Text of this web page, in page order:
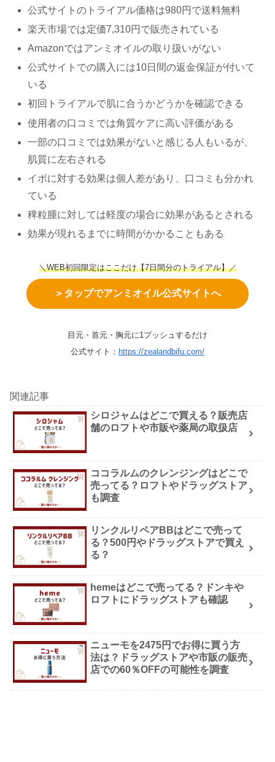
公式サイトのトライアル価格は980円で送料無料
楽天市場では定価7,310円で販売されている
Amazonではアンミオイルの取り扱いがない
公式サイトでの購入には10日間の返金保証が付いて
いる
初回トライアルで肌に合うかどうかを確認できる
使用者の口コミでは角質ケアに高い評価がある
一部の口コミでは効果がないと感じる人もいるが、
肌質に左右される
イボに対する効果は個人差があり、口コミも分かれ
ている
稗粒腫に対しては軽度の場合に効果があるとされる
効果が現れるまでに時間がかかることもある
＼WEB初回限定はここだけ【7日間分のトライアル】／
＞タップでアンミオイル公式サイトへ
目元・首元・胸元に1プッシュするだけ
公式サイト： https://zealandbifu.com/
関連記事
シロジャムはどこで買える？販売店
舗のロフトや市販や薬局の取扱店
ココラルムのクレンジングはどこで
売ってる？ロフトやドラッグストア
も調査
リンクルリペアBBはどこで売って
る？500円やドラッグストアで買え
る？
hemeはどこで売ってる？ドンキや
ロフトにドラッグストアも確認
ニューモを2475円でお得に買う方
法は？ドラッグストアや市販の販売
店での60％OFFの可能性を調査